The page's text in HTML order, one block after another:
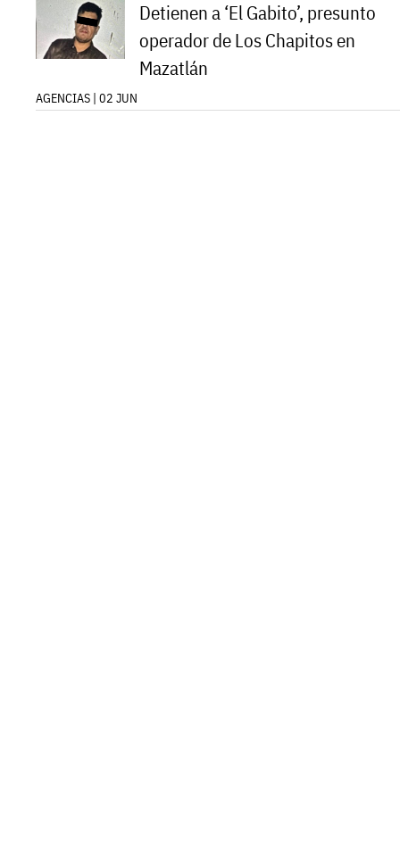
Detienen a ‘El Gabito’, presunto
operador de Los Chapitos en
Mazatlán
AGENCIAS | 02 JUN